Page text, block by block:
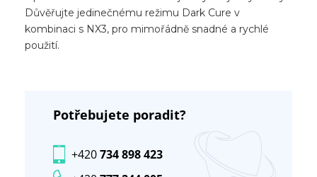
Důvěřujte jedinečnému režimu Dark Cure v
kombinaci s NX3, pro mimořádně snadné a rychlé
použití.
Potřebujete poradit?
+420734 898 423